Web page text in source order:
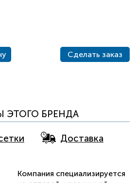
Сделать заказ
ЭТОГО БРЕНДА
Доставка
Компания специализируется